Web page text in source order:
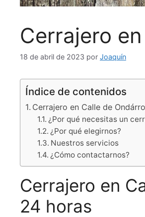
Cerrajero
18 de abril de 2023 por Joaquín
Índice de contenidos
Cerrajero en Calle de
¿Por qué necesitas un
¿Por qué elegirnos?
Nuestros servicios
¿Cómo contactarnos?
Cerrajero en
24 horas